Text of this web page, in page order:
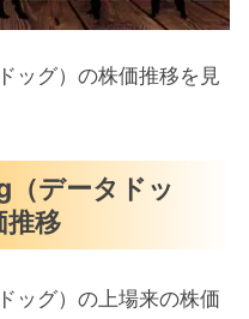
ッグ）の株価推移を見
（データドッ
推移
ッグ）の上場来の株価